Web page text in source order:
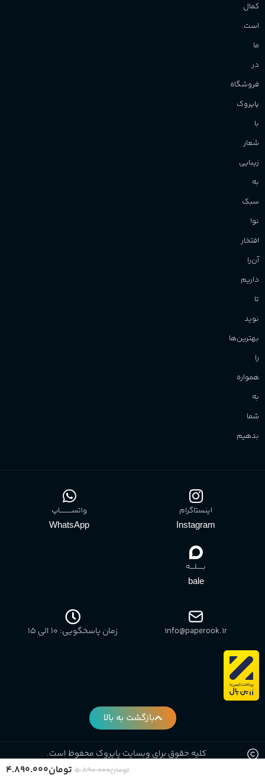
تومان۵.۸۹۰.۰۰۰ تومان۴.۸۹۰.۰۰۰
کمال
است.
ما
در
فروشگاه
پاپروک
با
شعار
زیبایی
به
سبک
نو!
افتخار
آن‌را
داریم
تا
نوید
بهترین‌ها
را
همواره
به
شما
بدهیم
اینستاگرام
Instagram
واتســــــــــاپ
WhatsApp
بـــــلــــه
bale
info@paperook.ir زمان پاسخگویی: 10 الی ۱5
بازگشت به بالا
کلیه حقوق برای وبسایت پاپروک محفوظ است.